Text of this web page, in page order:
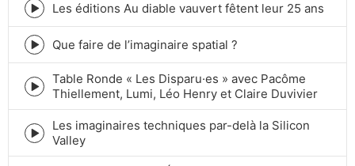
Episode
play
icon
Les éditions Au diable vauvert fêtent leur 25 ans
Episode
play
icon
Que faire de l’imaginaire spatial ?
Episode
play
icon
Table Ronde « Les Disparu·es » avec Pacôme
Thiellement, Lumi, Léo Henry et Claire Duvivier
Episode
play
Les imaginaires techniques par-delà la Silicon
Valley